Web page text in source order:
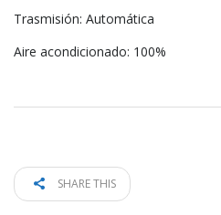
Trasmisión: Automática
Aire acondicionado: 100%
SHARE THIS